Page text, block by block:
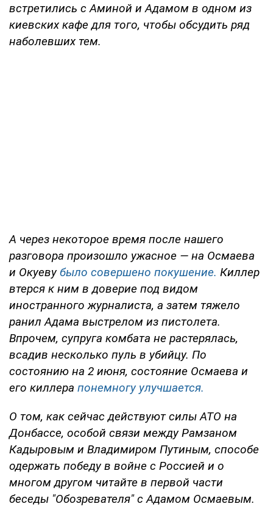
встретились с Аминой и Адамом в одном из
киевских кафе для того, чтобы обсудить ряд
наболевших тем.
А через некоторое время после нашего
разговора произошло ужасное — на Осмаева
и Окуевубыло совершено покушение. Киллер
втерся к ним в доверие под видом
иностранного журналиста, а затем тяжело
ранил Адама выстрелом из пистолета.
Впрочем, супруга комбата не растерялась,
всадив несколько пуль в убийцу. По
состоянию на 2 июня, состояние Осмаева и
его киллера понемногу улучшается.
О том, как сейчас действуют силы АТО на
Донбассе, особой связи между Рамзаном
Кадыровым и Владимиром Путиным, способе
одержать победу в войне с Россией и о
многом другом читайте в первой части
беседы "Обозревателя" с Адамом Осмаевым.